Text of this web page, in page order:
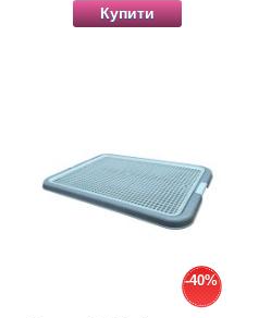
Купити
-40%